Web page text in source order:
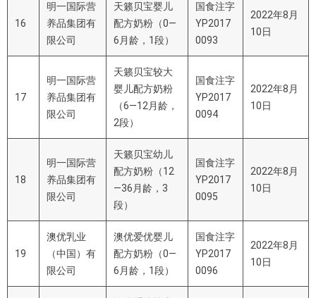
16
明一国际营
养品集团有
限公司
天籁贝宝婴儿
配方奶粉（0—
6 月龄， 1段）
国食注字
YP2017
0093
2022年8月
10日
17
明一国际营
养品集团有
限公司
天籁贝宝较大
婴儿配方奶粉
（6—12 月龄，
2段）
国食注字
YP2017
0094
2022年8月
10日
18
明一国际营
养品集团有
限公司
天籁贝宝幼儿
配方奶粉（12
—36 月龄， 3
段）
国食注字
YP2017
0095
2022年8月
10日
19
澳优乳业
（中国）有
限公司
澳优爱优婴儿
配方奶粉（0—
6 月龄， 1段）
国食注字
YP2017
0096
2022年8月
10日